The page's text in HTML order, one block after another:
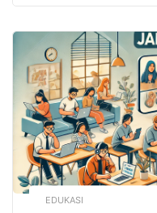
formal, desain
fungsi tanpa
dan penggemar
EDUKASI